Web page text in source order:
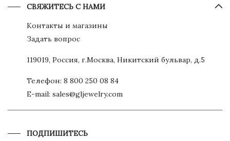
СВЯЖИТЕСЬ С НАМИ
Контакты и магазины
Задать вопрос
119019, Россия, г.Москва, Никитский бульвар, д.5
Телефон: 8 800 250 08 84
E-mail: sales@gljewelry.com
ПОДПИШИТЕСЬ